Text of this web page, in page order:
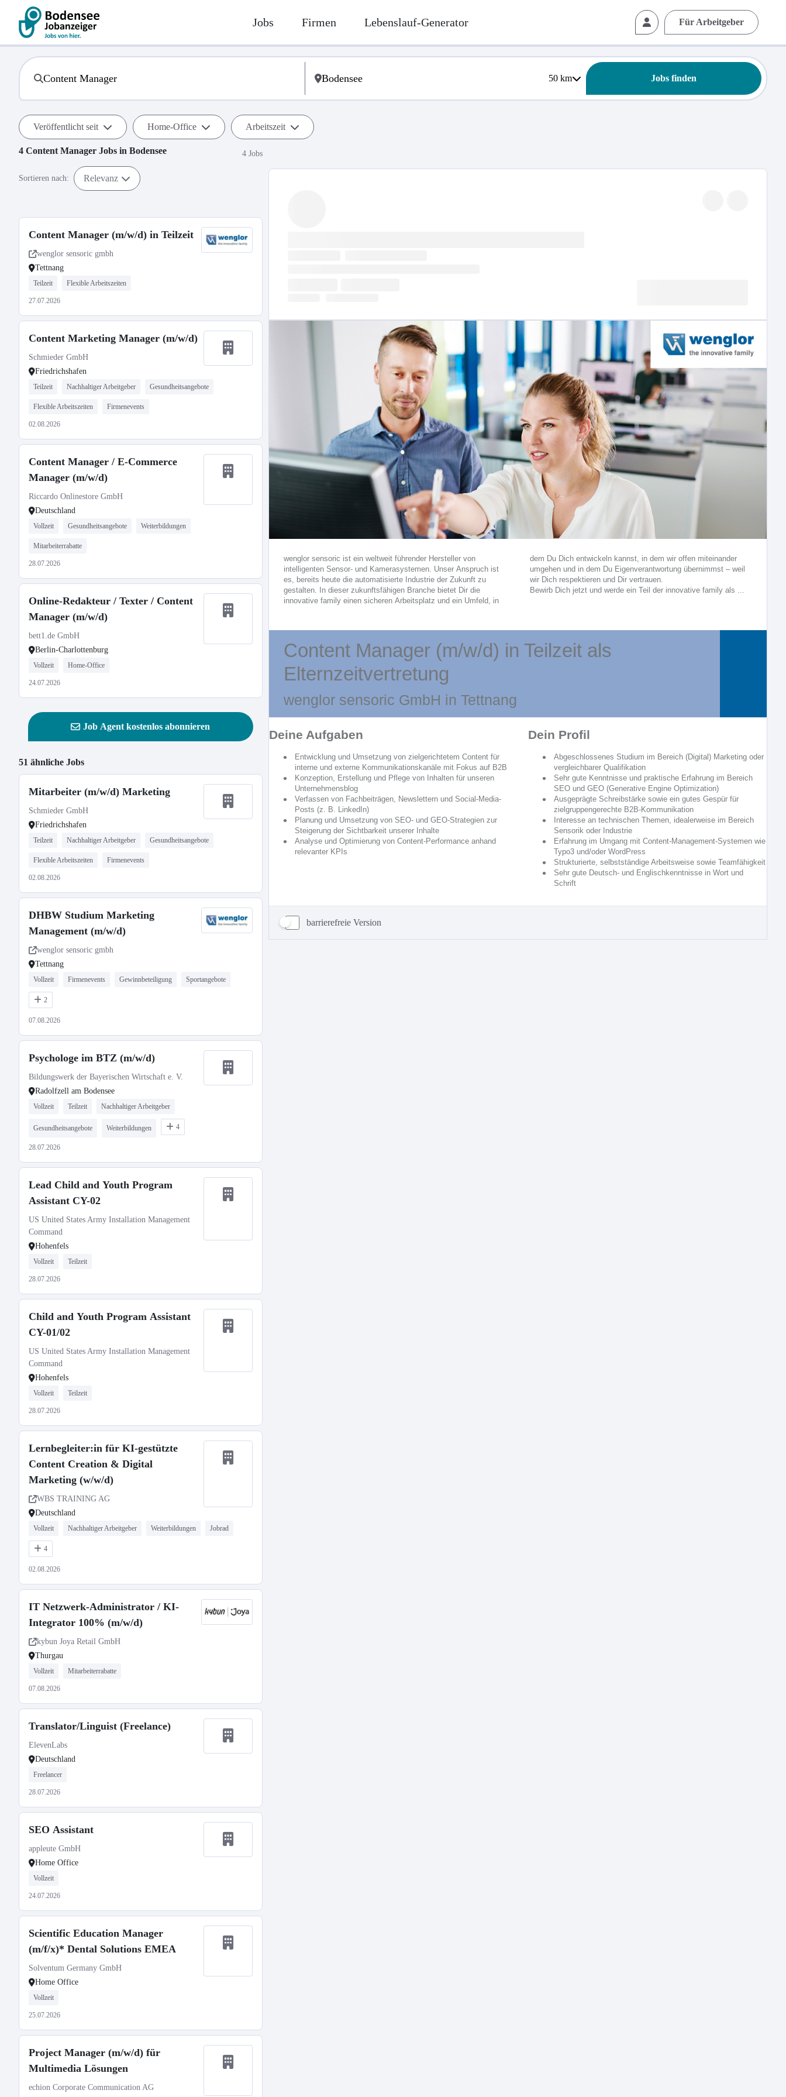
Jobs Firmen Lebenslauf-Generator Für Arbeitgeber
50km Jobs finden
Veröffentlicht seit Home-Office Arbeitszeit
4 Content Manager Jobs in Bodensee 4 Jobs
Sortieren nach: Relevanz
Content Manager (m/w/d) in Teilzeit
wenglor sensoric gmbh
Tettnang
Teilzeit Flexible Arbeitszeiten
27.07.2026
Content Marketing Manager (m/w/d)
Schmieder GmbH
Friedrichshafen
Teilzeit Nachhaltiger Arbeitgeber Gesundheitsangebote
Flexible Arbeitszeiten Firmenevents
02.08.2026
Content Manager / E-Commerce
Manager (m/w/d)
Riccardo Onlinestore GmbH
Deutschland
Vollzeit Gesundheitsangebote Weiterbildungen
Mitarbeiterrabatte
28.07.2026
Online-Redakteur / Texter / Content
Manager (m/w/d)
bett1.de GmbH
Berlin-Charlottenburg
Vollzeit Home-Office
24.07.2026
Job Agent kostenlos abonnieren
51 ähnliche Jobs
Mitarbeiter (m/w/d) Marketing
Schmieder GmbH
Friedrichshafen
Teilzeit Nachhaltiger Arbeitgeber Gesundheitsangebote
Flexible Arbeitszeiten Firmenevents
02.08.2026
DHBW Studium Marketing
Management (m/w/d)
wenglor sensoric gmbh
Tettnang
Vollzeit Firmenevents Gewinnbeteiligung Sportangebote
2
07.08.2026
Psychologe im BTZ (m/w/d)
Bildungswerk der Bayerischen Wirtschaft e. V.
Radolfzell am Bodensee
Vollzeit Teilzeit Nachhaltiger Arbeitgeber
Gesundheitsangebote Weiterbildungen 4
28.07.2026
Lead Child and Youth Program
Assistant CY-02
US United States Army Installation Management
Command
Hohenfels
Vollzeit Teilzeit
28.07.2026
Child and Youth Program Assistant
CY-01/02
US United States Army Installation Management
Command
Hohenfels
Vollzeit Teilzeit
28.07.2026
Lernbegleiter:in für KI-gestützte
Content Creation & Digital
Marketing (w/w/d)
WBS TRAINING AG
Deutschland
Vollzeit Nachhaltiger Arbeitgeber Weiterbildungen Jobrad
4
02.08.2026
IT Netzwerk-Administrator / KI-
Integrator 100% (m/w/d)
kybun Joya Retail GmbH
Thurgau
Vollzeit Mitarbeiterrabatte
07.08.2026
Translator/Linguist (Freelance)
ElevenLabs
Deutschland
Freelancer
28.07.2026
SEO Assistant
appleute GmbH
Home Office
Vollzeit
24.07.2026
Scientific Education Manager
(m/f/x)* Dental Solutions EMEA
Solventum Germany GmbH
Home Office
Vollzeit
25.07.2026
Project Manager (m/w/d) für
Multimedia Lösungen
echion Corporate Communication AG
barrierefreie Version